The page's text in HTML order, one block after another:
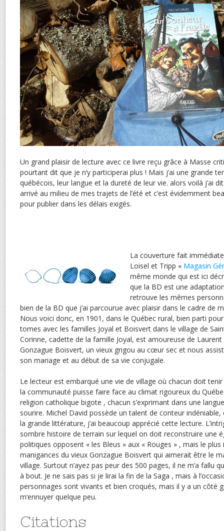
Un grand plaisir de lecture avec ce livre reçu grâce à Masse
pourtant dit que je n’y participerai plus ! Mais j’ai une grande
québécois, leur langue et la dureté de leur vie. alors voilà j’ai
arrivé au milieu de mes trajets de l’été et c’est évidemment
pour publier dans les délais exigés.
La couverture fait
Loisel et Tripp « Magasin
même monde qui est ici
que la BD est une
retrouve les mêmes
bien de la BD que j’ai parcourue avec plaisir dans le cadre de
Nous voici donc, en 1901, dans le Québec rural, bien parti
tomes avec les familles Joyal et Boisvert dans le village de
Corinne, cadette de la famille Joyal, est amoureuse de
Gonzague Boisvert, un vieux grigou au cœur sec et nous
son mariage et au début de sa vie conjugale.
Le lecteur est embarqué une vie de village où chacun doit
la communauté puisse faire face au climat rigoureux du
religion catholique bigote , chacun s’exprimant dans une
sourire. Michel David possède un talent de conteur indéniable,
la grande littérature, j’ai beaucoup apprécié cette lecture.
sombre histoire de terrain sur lequel on doit reconstruire une
politiques opposent « les Bleus » aux « Rouges » , mais le
manigances du vieux Gonzague Boisvert qui aimerait être le
village. Surtout n’ayez pas peur des 500 pages, il ne m’a fallu
à bout. Je ne sais pas si je lirai la fin de la Saga , mais à
personnages sont vivants et bien croqués, mais il y a un côté
m’ennuyer quelque peu.
Citations